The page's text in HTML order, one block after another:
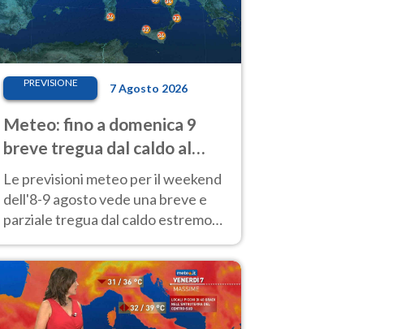
PREVISIONE 7 Agosto 2026
Meteo: fino a domenica 9
breve tregua dal caldo al
Nord! Altrove calura e afa
Le previsioni meteo per il weekend
dell'8-9 agosto vede una breve e
parziale tregua dal caldo estremo
40 gradi.